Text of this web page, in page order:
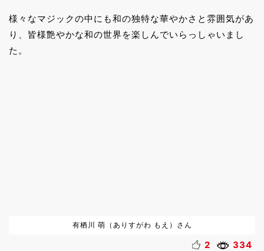
様々なマジックの中にも和の独特な華やかさと雰囲気があ
り、皆様艶やかな和の世界を楽しんでいらっしゃいまし
た。
有栖川 萌（ありすがわ もえ）さん
2 334